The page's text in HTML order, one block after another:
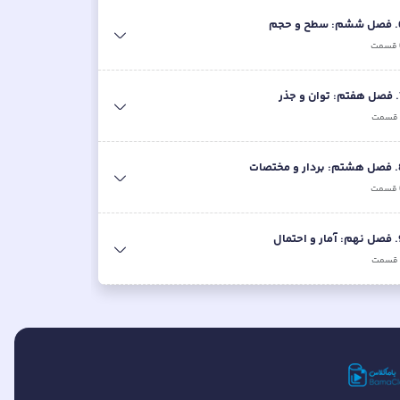
.فصل ششم: سطح و حجم
قسمت
.فصل هفتم: توان و جذر
قسمت
.فصل هشتم: بردار و مختصات
قسمت
.فصل نهم: آمار و احتمال
قسمت